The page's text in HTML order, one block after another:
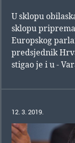
U sklopu
sklopu
Europskog
predsjednik
stigao je i u -
12. 3. 2019.